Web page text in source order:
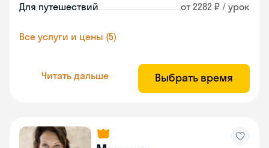
Для путешествий от 2282 ₽ / урок
Все услуги и цены (5)
Читать дальше Выбрать время